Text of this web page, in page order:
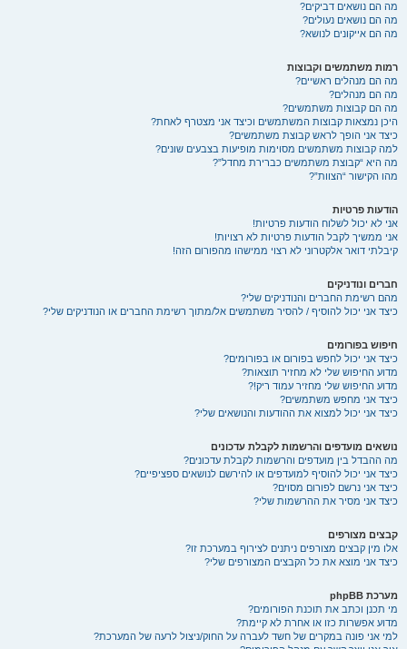
מה הם נושאים דביקים?
מה הם נושאים נעולים?
מה הם אייקונים לנושא?
רמות משתמשים וקבוצות
מה הם מנהלים ראשיים?
מה הם מנהלים?
מה הם קבוצות משתמשים?
היכן נמצאות קבוצות המשתמשים וכיצד אני מצטרף לאחת?
כיצד אני הופך לראש קבוצת משתמשים?
למה קבוצות משתמשים מסוימות מופיעות בצבעים שונים?
מה היא “קבוצת משתמשים כברירת מחדל”?
מהו הקישור “הצוות”?
הודעות פרטיות
אני לא יכול לשלוח הודעות פרטיות!
אני ממשיך לקבל הודעות פרטיות לא רצויות!
קיבלתי דואר אלקטרוני לא רצוי ממישהו מהפורום הזה!
חברים ונודניקים
מהם רשימת החברים והנודניקים שלי?
כיצד אני יכול להוסיף / להסיר משתמשים אל/מתוך רשימת החברים או הנודניקים שלי?
חיפוש בפורומים
כיצד אני יכול לחפש בפורום או בפורומים?
מדוע החיפוש שלי לא מחזיר תוצאות?
מדוע החיפוש שלי מחזיר עמוד ריק!?
כיצד אני מחפש משתמשים?
כיצד אני יכול למצוא את ההודעות והנושאים שלי?
נושאים מועדפים והרשמות לקבלת עדכונים
מה ההבדל בין מועדפים והרשמות לקבלת עדכונים?
כיצד אני יכול להוסיף למועדפים או להירשם לנושאים ספציפיים?
כיצד אני נרשם לפורום מסוים?
כיצד אני מסיר את ההרשמות שלי?
קבצים מצורפים
אלו מין קבצים מצורפים ניתנים לצירוף במערכת זו?
כיצד אני מוצא את כל הקבצים המצורפים שלי?
מערכת phpBB
מי תכנן וכתב את תוכנת הפורומים?
מדוע אפשרות כזו או אחרת לא קיימת?
למי אני פונה במקרים של חשד לעברה על החוק/ניצול לרעה של המערכת?